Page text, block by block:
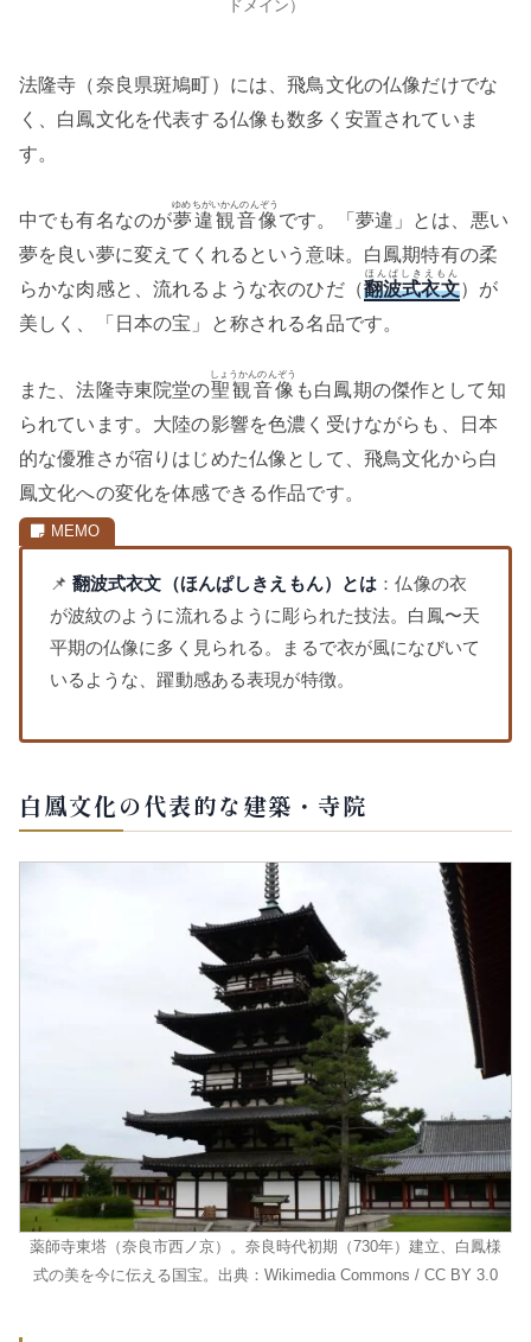
ドメイン）
法隆寺（奈良県斑鳩町）には、飛鳥文化の仏像だけでな
く、白鳳文化を代表する仏像も数多く安置されていま
す。
中でも有名なのが夢違観音像
ゆめちがいかんのんぞう
です。「夢違」とは、悪い
夢を良い夢に変えてくれるという意味。白鳳期特有の柔
らかな肉感と、流れるような衣のひだ（翻波式衣文
ほんぱしきえもん
）が
美しく、「日本の宝」と称される名品です。
また、法隆寺東院堂の聖観音像
しょうかんのんぞう
も白鳳期の傑作として知
られています。大陸の影響を色濃く受けながらも、日本
的な優雅さが宿りはじめた仏像として、飛鳥文化から白
鳳文化への変化を体感できる作品です。
📌 翻波式衣文（ほんぱしきえもん）とは ：仏像の衣
が波紋のように流れるように彫られた技法。白鳳〜天
平期の仏像に多く見られる。まるで衣が風になびいて
いるような、躍動感ある表現が特徴。
白鳳文化の代表的な建築・寺院
薬師寺東塔（奈良市西ノ京）。奈良時代初期（730年）建立、白鳳様
式の美を今に伝える国宝。出典：Wikimedia Commons / CC BY 3.0